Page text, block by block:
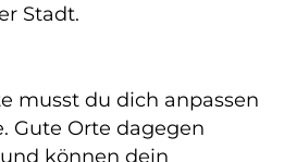
Stadt.
musst du dich anpassen
Gute Orte dagegen
können dein